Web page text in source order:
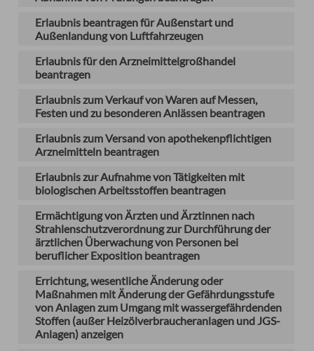
Erlaubnis beantragen für Außenstart und
Außenlandung von Luftfahrzeugen
Erlaubnis für den Arzneimittelgroßhandel
beantragen
Erlaubnis zum Verkauf von Waren auf Messen,
Festen und zu besonderen Anlässen beantragen
Erlaubnis zum Versand von apothekenpflichtigen
Arzneimitteln beantragen
Erlaubnis zur Aufnahme von Tätigkeiten mit
biologischen Arbeitsstoffen beantragen
Ermächtigung von Ärzten und Ärztinnen nach
Strahlenschutzverordnung zur Durchführung der
ärztlichen Überwachung von Personen bei
beruflicher Exposition beantragen
Errichtung, wesentliche Änderung oder
Maßnahmen mit Änderung der Gefährdungsstufe
von Anlagen zum Umgang mit wassergefährdenden
Stoffen (außer Heizölverbraucheranlagen und JGS-
Anlagen) anzeigen